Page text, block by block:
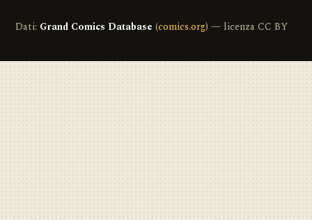
Dati: Grand Comics Database (comics.org) — licenza CC BY